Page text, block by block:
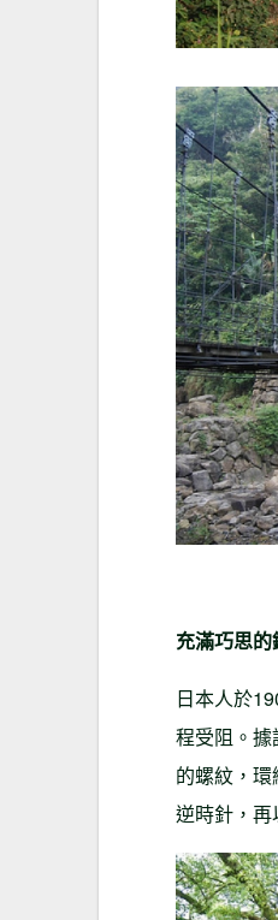
充滿巧思的
日本人於
程受阻。
的螺紋，
逆時針，再